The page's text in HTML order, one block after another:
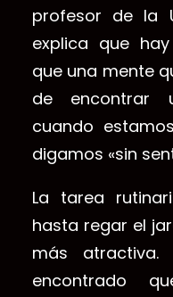
profesor de la
explica que
que una mente
de encontrar
cuando
digamos «sin
La tarea
hasta regar el
más atractiva.
encontrado